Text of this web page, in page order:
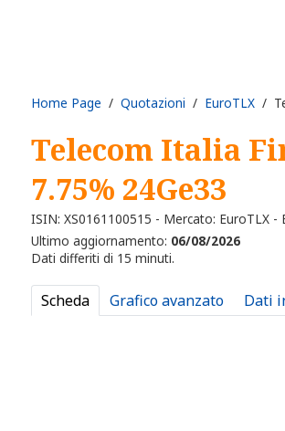
Home Page / Quotazioni / EuroTLX /
Telecom Italia
7.75% 24Ge33
ISIN: XS0161100515 - Mercato: EuroTLX -
Ultimo aggiornamento: 06/08/2026
Dati differiti di 15 minuti.
Scheda Grafico avanzato Dati